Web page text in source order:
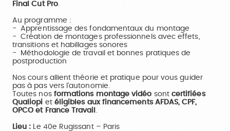
Final Cut Pro.
Au programme :
- Apprentissage des fondamentaux du montage
- Création de montages professionnels avec effets,
transitions et habillages sonores
- Méthodologie de travail et bonnes pratiques de
postproduction
Nos cours allient théorie et pratique pour vous guider
pas à pas vers l’autonomie.
Toutes nos formations montage vidéo sont certifiées
Qualiopi et éligibles aux financements AFDAS, CPF,
OPCO et France Travail .
Lieu : Le 40e Rugissant – Paris